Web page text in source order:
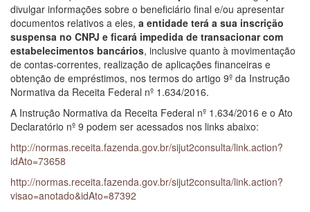
divulgar informações sobre o beneficiário final e/ou apresentar
documentos relativos a eles, a entidade terá a sua inscrição
suspensa no CNPJ e ficará impedida de transacionar com
estabelecimentos bancários, inclusive quanto à movimentação
de contas-correntes, realização de aplicações financeiras e
obtenção de empréstimos, nos termos do artigo 9º da Instrução
Normativa da Receita Federal nº 1.634/2016.
A Instrução Normativa da Receita Federal nº 1.634/2016 e o Ato
Declaratório nº 9 podem ser acessados nos links abaixo:
http://normas.receita.fazenda.gov.br/sijut2consulta/link.action?
idAto=73658
http://normas.receita.fazenda.gov.br/sijut2consulta/link.action?
visao=anotado&idAto=87392